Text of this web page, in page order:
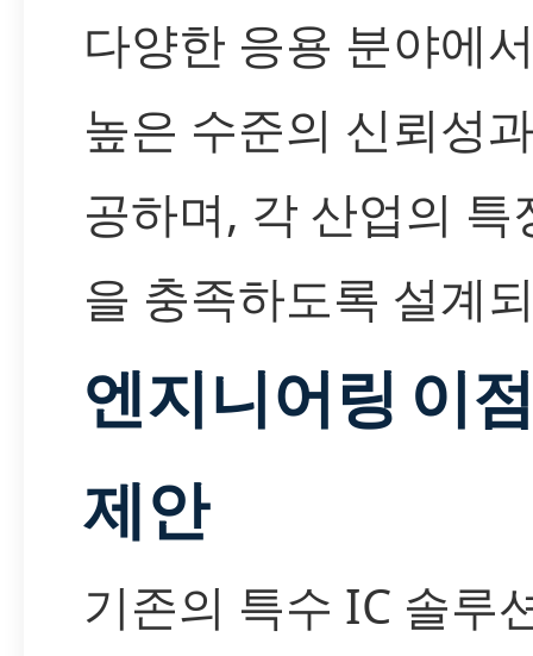
다양한 응용 분야에
높은 수준의 신뢰성
공하며, 각 산업의 특
을 충족하도록 설계
엔지니어링 이
제안
기존의 특수 IC 솔루